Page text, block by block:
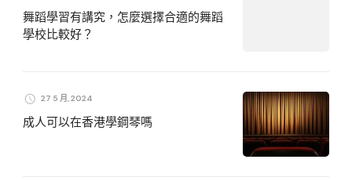
舞蹈學習有講究，怎麼選擇合適的舞蹈
學校比較好？
27 5 月, 2024
成人可以在香港學鋼琴嗎